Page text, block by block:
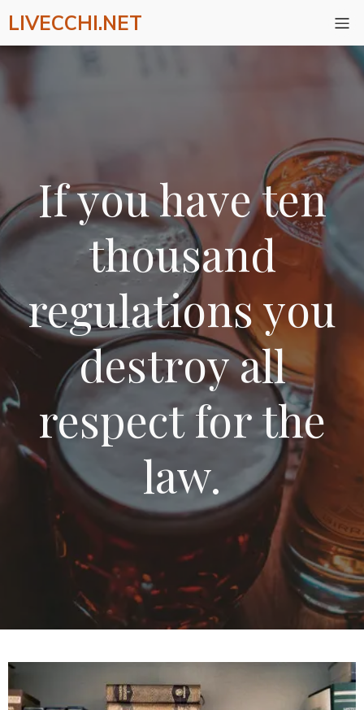
LIVECCHI.NET
If you have ten
thousand
regulations you
destroy all
respect for the
law.